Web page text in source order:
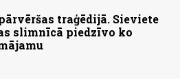
traģēdijā. Sieviete
slimnīcā piedzīvo ko